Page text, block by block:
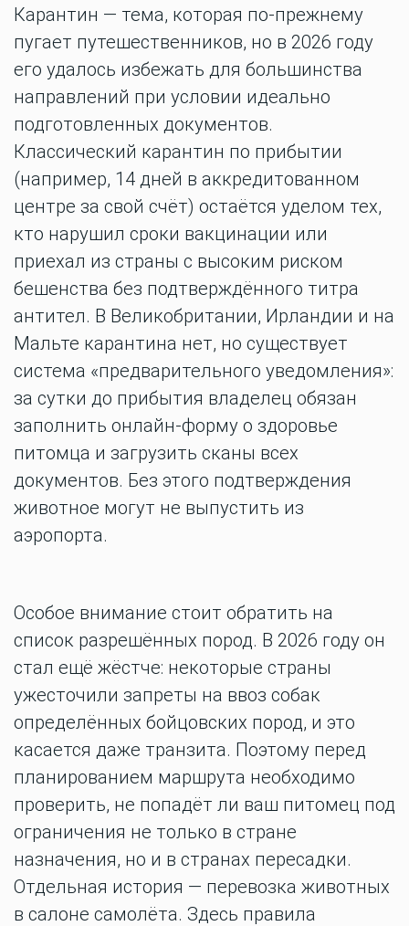
Карантин — тема, которая по-прежнему
пугает путешественников, но в 2026 году
его удалось избежать для большинства
направлений при условии идеально
подготовленных документов.
Классический карантин по прибытии
(например, 14 дней в аккредитованном
центре за свой счёт) остаётся уделом тех,
кто нарушил сроки вакцинации или
приехал из страны с высоким риском
бешенства без подтверждённого титра
антител. В Великобритании, Ирландии и на
Мальте карантина нет, но существует
система «предварительного уведомления»:
за сутки до прибытия владелец обязан
заполнить онлайн-форму о здоровье
питомца и загрузить сканы всех
документов. Без этого подтверждения
животное могут не выпустить из
аэропорта.
Особое внимание стоит обратить на
список разрешённых пород. В 2026 году он
стал ещё жёстче: некоторые страны
ужесточили запреты на ввоз собак
определённых бойцовских пород, и это
касается даже транзита. Поэтому перед
планированием маршрута необходимо
проверить, не попадёт ли ваш питомец под
ограничения не только в стране
назначения, но и в странах пересадки.
Отдельная история — перевозка животных
в салоне самолёта. Здесь правила